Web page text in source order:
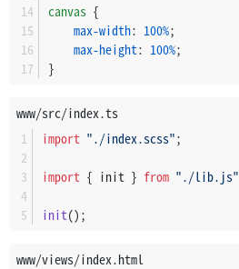
const
        ctx.
beginPath
        ctx.
for (let column =
canvas {
max-width: 100%;
max-height: 100%;
}
www/src/index.ts
import "./index.scss";
import { init } from "./lib.js"
init();
www/views/index.html